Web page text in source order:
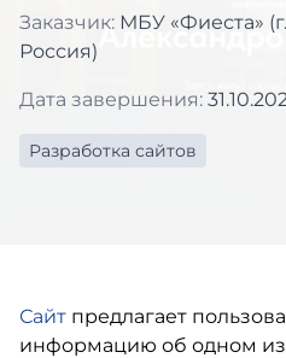
Заказчик: МБУ «Фиеста»
Россия)
Дата завершения:
Разработка сайтов
Сайт предлагает
информацию об одном